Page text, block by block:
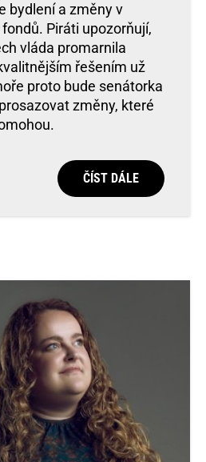
bydlení a změny v
Piráti upozorňují,
vláda promarnila
řešením už
proto bude senátorka
změny, které
ČÍST DÁLE